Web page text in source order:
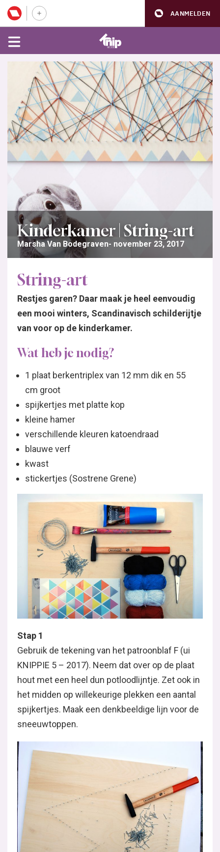
AANMELDEN
Kinderkamer | String-art
Marsha Van Bodegraven november 23, 2017
String-art
Restjes garen? Daar maak je heel eenvoudig
een mooi winters, Scandinavisch schilderijtje
van voor op de kinderkamer.
Wat heb je nodig?
1 plaat berkentriplex van 12 mm dik en 55
cm groot
spijkertjes met platte kop
kleine hamer
verschillende kleuren katoendraad
blauwe verf
kwast
stickertjes (Sostrene Grene)
Stap 1
Gebruik de tekening van het patroonblaf F (ui
KNIPPIE 5 – 2017). Neem dat over op de plaat
hout met een heel dun potloodlijntje. Zet ook in
het midden op willekeurige plekken een aantal
spijkertjes. Maak een denkbeeldige lijn voor de
sneeuwtoppen.